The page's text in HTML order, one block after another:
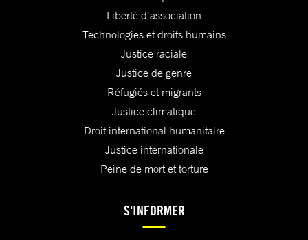
Liberté d'association
Technologies et droits humains
Justice raciale
Justice de genre
Réfugiés et migrants
Justice climatique
Droit international humanitaire
Justice internationale
Peine de mort et torture
S'INFORMER